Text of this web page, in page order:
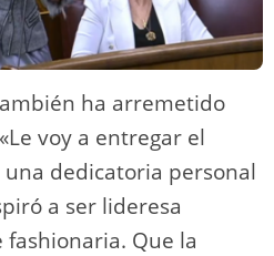
ha arremetido
voy a entregar el
dedicatoria personal
a ser lideresa
Que la